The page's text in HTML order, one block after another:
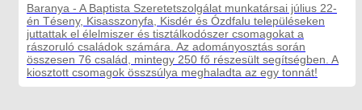
Baranya - A Baptista Szeretetszolgálat munkatársai július 22-
én Téseny, Kisasszonyfa, Kisdér és Ózdfalu településeken
juttattak el élelmiszer és tisztálkodószer csomagokat a
rászoruló családok számára. Az adományosztás során
összesen 76 család, mintegy 250 fő részesült segítségben. A
kiosztott csomagok összsúlya meghaladta az egy tonnát!